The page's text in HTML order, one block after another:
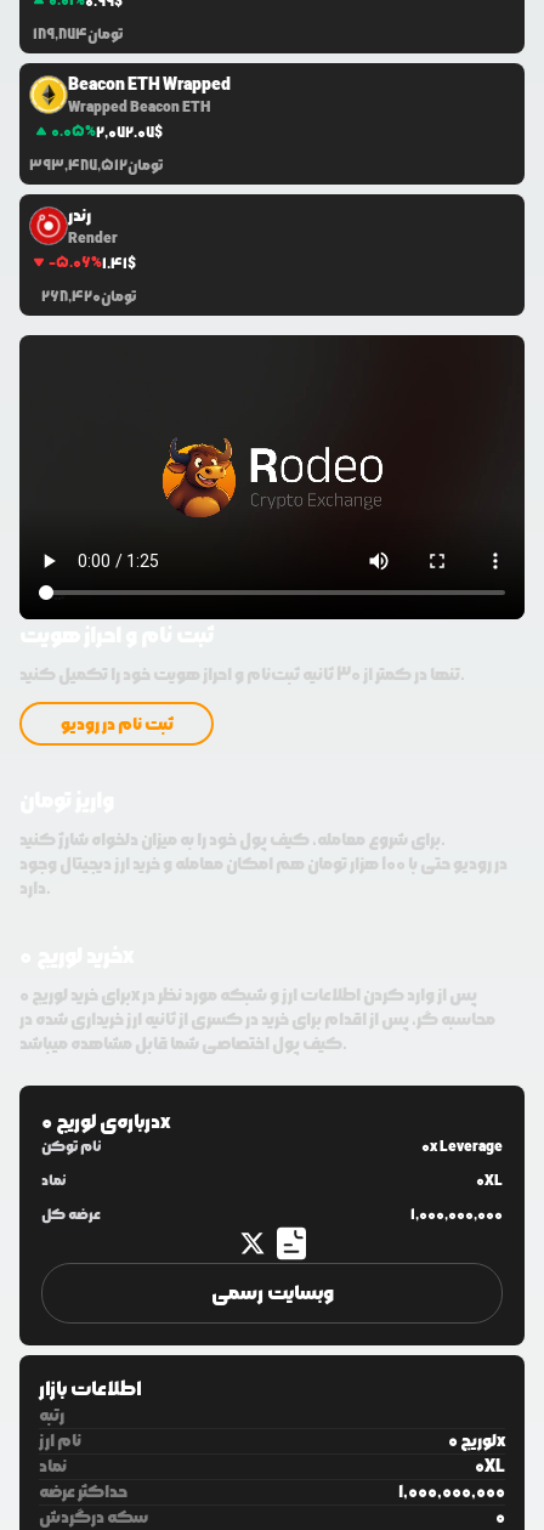
189,874تومان
Beacon ETH Wrapped
Wrapped Beacon ETH
0.05%2,072.07$
393,487,512تومان
رندر
Render
-5.06%1.41$
268,420تومان
تنها در کمتر از 30 ثانیه ثبت‌نام و احراز هویت خود را تکمیل کنید.
ثبت نام در رودیو
برای شروع معامله، کیف پول خود را به میزان دلخواه شارژ کنید.
در رودیو حتی با 100 هزار تومان هم امکان معامله و خرید ارز دیجیتال وجود
دارد.
برای خرید لوریج 0x پس از وارد کردن اطلاعات ارز و شبکه مورد نظر در
محاسبه گر، پس از اقدام برای خرید در کسری از ثانیه ارز خریداری شده در
کیف پول اختصاصی شما قابل مشاهده میباشد.
درباره‌یلوریج 0x
نام توکن
0x Leverage
نماد
0XL
عرضه کل
1,000,000,000
وبسایت رسمی
اطلاعات بازار
رتبه
نام ارز
لوریج 0x
نماد
0XL
حداکثر عرضه
1,000,000,000
سکه درگردش
0